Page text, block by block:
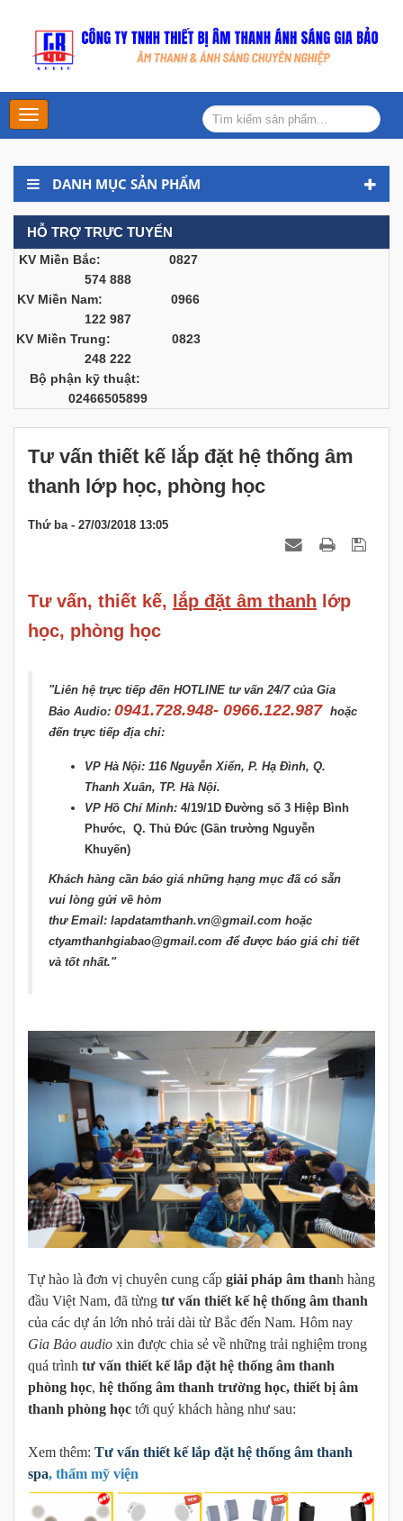
Main
Menu
DANH MỤC SẢN PHẨM
HỖ TRỢ TRỰC TUYẾN
KV Miền Bắc: 0827
574 888
KV Miền Nam: 0966
122 987
KV Miền Trung: 0823
248 222
Bộ phận kỹ thuật:
02466505899
Tư vấn thiết kế lắp đặt hệ thống âm
thanh lớp học, phòng học
Thứ ba - 27/03/2018 13:05
Tư vấn, thiết kế, lắp đặt âm thanh lớp
học, phòng học
"Liên hệ trực tiếp đến HOTLINE tư vấn 24/7 của Gia
Bảo Audio: 0941.728.948- 0966.122.987 hoặc
đến trực tiếp địa chỉ:
VP Hà Nội: 116 Nguyễn Xiển, P. Hạ Đình, Q.
Thanh Xuân, TP. Hà Nội.
VP Hồ Chí Minh: 4/19/1D Đường số 3 Hiệp Bình
Phước, Q. Thủ Đức (Gần trường Nguyễn
Khuyến)
Khách hàng cần báo giá những hạng mục đã có sẵn
vui lòng gửi về hòm
thư Email: lapdatamthanh.vn@gmail.com hoặc
ctyamthanhgiabao@gmail.com để được báo giá chi tiết
và tốt nhất."
Tự hào là đơn vị chuyên cung cấp giải pháp âm thanh hàng
đầu Việt Nam, đã từng tư vấn thiết kế hệ thống âm thanh
của các dự án lớn nhỏ trải dài từ Bắc đến Nam. Hôm nay
Gia Bảo audio xin được chia sẻ về những trải nghiệm trong
quá trình tư vấn thiết kế lắp đặt hệ thống âm thanh
phòng học, hệ thống âm thanh trường học, thiết bị âm
thanh phòng học tới quý khách hàng như sau:
Xem thêm: Tư vấn thiết kế lắp đặt hệ thống âm thanh
spa, thẩm mỹ viện